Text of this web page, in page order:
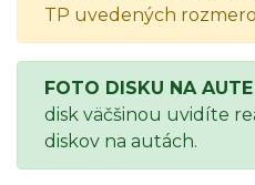
TP uvedených
FOTO DISKU NA AUTE
disk väčšinou uvidíte
diskov na autách.